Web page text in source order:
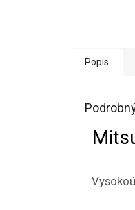
Popis